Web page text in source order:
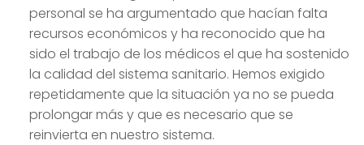
personal se ha argumentado que hacían falta
recursos económicos y ha reconocido que ha
sido el trabajo de los médicos el que ha sostenido
la calidad del sistema sanitario. Hemos exigido
repetidamente que la situación ya no se pueda
prolongar más y que es necesario que se
reinvierta en nuestro sistema.